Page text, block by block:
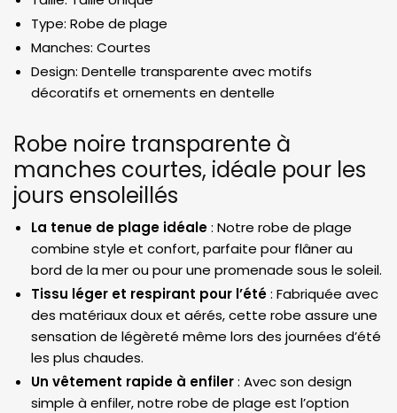
Type: Robe de plage
Manches: Courtes
Design: Dentelle transparente avec motifs
décoratifs et ornements en dentelle
Robe noire transparente à
manches courtes, idéale pour les
jours ensoleillés
La tenue de plage idéale: Notre robe de plage
combine style et confort, parfaite pour flâner au
bord de la mer ou pour une promenade sous le soleil.
Tissu léger et respirant pour l’été: Fabriquée avec
des matériaux doux et aérés, cette robe assure une
sensation de légèreté même lors des journées d’été
les plus chaudes.
Un vêtement rapide à enfiler: Avec son design
simple à enfiler, notre robe de plage est l’option